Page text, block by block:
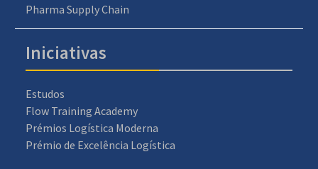
Pharma Supply Chain
Iniciativas
Estudos
Flow Training Academy
Prémios Logística Moderna
Prémio de Excelência Logística